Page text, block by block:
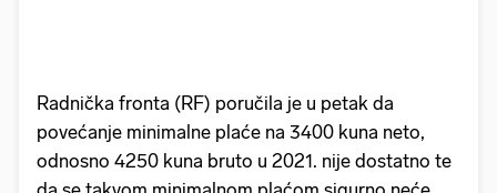
Radnička fronta (RF) poručila je u petak da
povećanje minimalne plaće na 3400 kuna neto,
odnosno 4250 kuna bruto u 2021. nije dostatno te